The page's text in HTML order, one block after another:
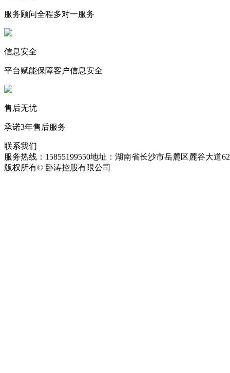
服务顾问全程多对一服务
信息安全
平台赋能保障客户信息安全
售后无忧
承诺3年售后服务
联系我们
服务热线：15855199550地址：湖南省长沙市岳麓区麓谷大道
版权所有© 卧涛控股有限公司